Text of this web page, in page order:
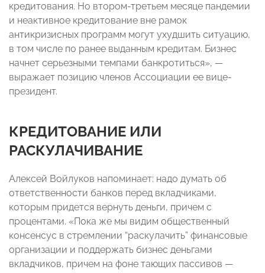
кредитования. Но втором-третьем месяце пандемии
и неактивное кредитование вне рамок
антикризисных программ могут ухудшить ситуацию,
в том числе по ранее выданным кредитам. Бизнес
начнет серьезными темпами банкротиться», —
выражает позицию членов Ассоциации ее вице-
президент.
КРЕДИТОВАНИЕ ИЛИ
РАСКУЛАЧИВАНИЕ
Алексей Войлуков напоминает: надо думать об
ответственности банков перед вкладчиками,
которым придется вернуть деньги, причем с
процентами. «Пока же мы видим общественный
консенсус в стремлении “раскулачить” финансовые
организации и поддержать бизнес деньгами
вкладчиков, причем на фоне тающих пассивов —